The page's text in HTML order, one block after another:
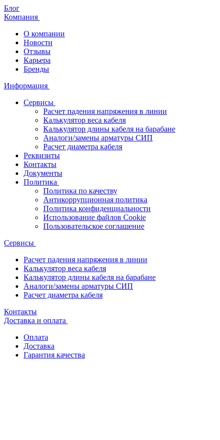
Блог
Компания
О компании
Новости
Отзывы
Карьера
Бренды
Информация
Сервисы
Расчет падения напряжения в линии
Калькулятор веса кабеля
Калькулятор длины кабеля на барабане
Аналоги/замены арматуры СИП
Расчет диаметра кабеля
Реквизиты
Контакты
Документы
Политика
Политика по качеству
Антикоррупционная политика
Политика конфиденциальности
Использование файлов Cookie
Пользовательское соглашение
Сервисы
Расчет падения напряжения в линии
Калькулятор веса кабеля
Калькулятор длины кабеля на барабане
Аналоги/замены арматуры СИП
Расчет диаметра кабеля
Контакты
Доставка и оплата
Оплата
Доставка
Гарантия качества